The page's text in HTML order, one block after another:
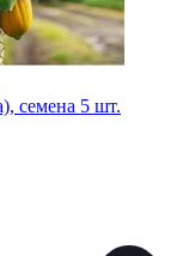
семена 5 шт.